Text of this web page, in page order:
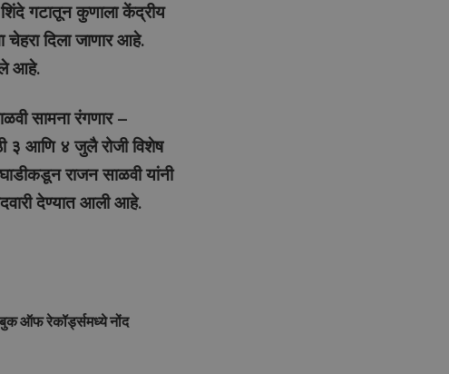
गटातून कुणाला केंद्रीय
चेहरा दिला जाणार आहे.
आहे.
सामना रंगणार –
३ आणि ४ जुलै रोजी विशेष
राजन साळवी यांनी
देण्यात आली आहे.
बुक ऑफ रेकॉर्ड्समध्ये नोंद